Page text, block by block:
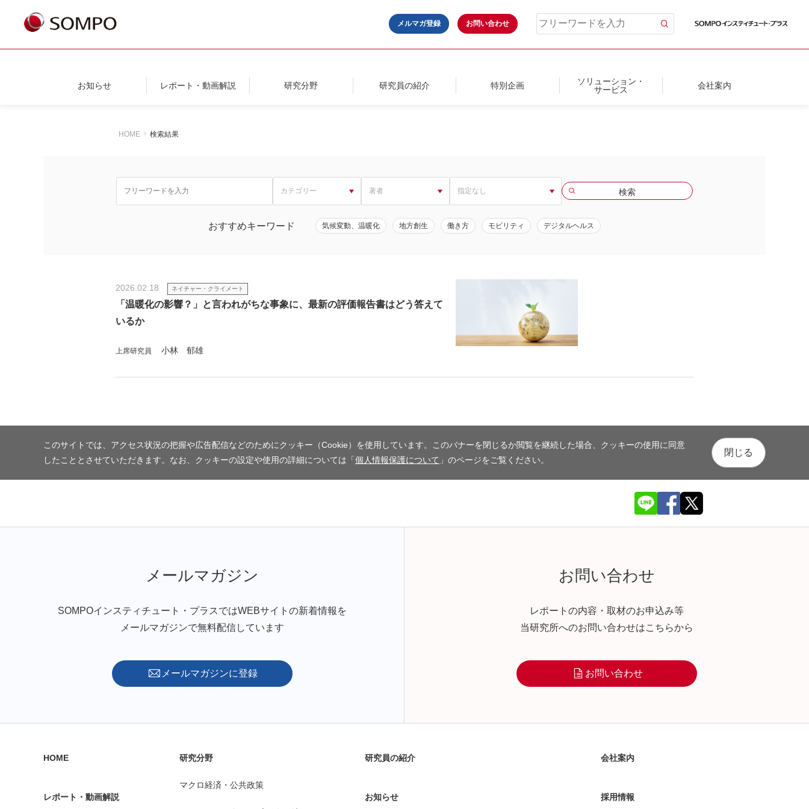
メルマガ登録 お問い合わせ
お知らせ レポート・動画解説 研究分野 研究員の紹介 特別企画
ソリューション・
サービス
会社案内
HOME 検索結果
おすすめキーワード 気候変動、温暖化 地方創生 働き方 モビリティ デジタルヘルス
2026.02.18 ネイチャー・クライメート
「温暖化の影響？」と言われがちな事象に、最新の評価報告書はどう答えて
いるか
上席研究員 小林 郁雄
このサイトでは、アクセス状況の把握や広告配信などのためにクッキー（Cookie）を使用しています。このバナーを閉じるか閲覧を継続した場合、クッキーの使用に同意
したこととさせていただきます。なお、クッキーの設定や使用の詳細については「個人情報保護について 」のページをご覧ください。
閉じる
メールマガジン
SOMPOインスティチュート・プラスではWEBサイトの新着情報を
メールマガジンで無料配信しています
メールマガジンに登録
お問い合わせ
レポートの内容・取材のお申込み等
当研究所へのお問い合わせはこちらから
お問い合わせ
HOME
レポート・動画解説
研究分野
マクロ経済・公共政策
研究員の紹介
お知らせ
会社案内
採用情報